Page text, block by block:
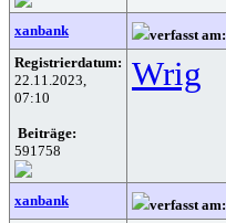
xanbank verfasst am:
Registrierdatum:
22.11.2023,
07:10
Beiträge:
591758
Wrig
xanbank verfasst am: